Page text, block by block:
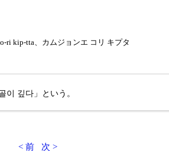
ri kip-tta、カムジョンエ コリ キプタ
이 깊다」という。
< 前 次 >